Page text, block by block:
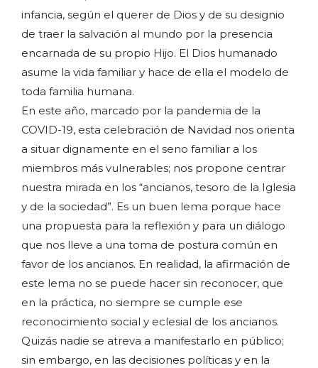
infancia, según el querer de Dios y de su designio
de traer la salvación al mundo por la presencia
encarnada de su propio Hijo. El Dios humanado
asume la vida familiar y hace de ella el modelo de
toda familia humana.
En este año, marcado por la pandemia de la
COVID-19, esta celebración de Navidad nos orienta
a situar dignamente en el seno familiar a los
miembros más vulnerables; nos propone centrar
nuestra mirada en los “ancianos, tesoro de la Iglesia
y de la sociedad”. Es un buen lema porque hace
una propuesta para la reflexión y para un diálogo
que nos lleve a una toma de postura común en
favor de los ancianos. En realidad, la afirmación de
este lema no se puede hacer sin reconocer, que
en la práctica, no siempre se cumple ese
reconocimiento social y eclesial de los ancianos.
Quizás nadie se atreva a manifestarlo en público;
sin embargo, en las decisiones políticas y en la